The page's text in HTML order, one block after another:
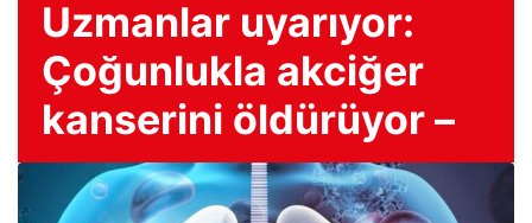
Uzmanlar uyarıyor:
Çoğunlukla akciğer
kanserini öldürüyor –